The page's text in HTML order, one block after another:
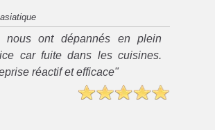
nous ont dépannés en plein
car fuite dans les cuisines.
réactif et efficace"